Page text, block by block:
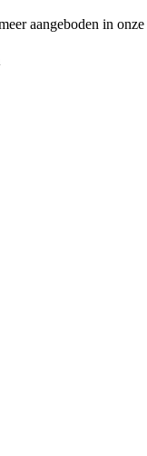
aangeboden in